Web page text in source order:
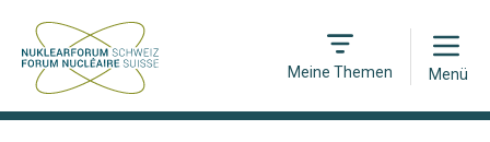
Meine Themen
Open
Menü